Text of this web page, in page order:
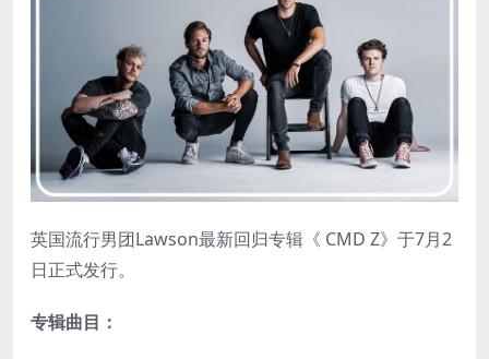
英国流行男团Lawson最新回归专辑《 CMD Z》于7月2
日正式发行。
专辑曲目：